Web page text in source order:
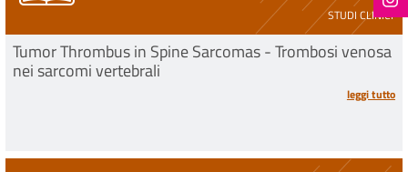
STUDI CLINICI
Tumor Thrombus in Spine Sarcomas - Trombosi venosa
nei sarcomi vertebrali
leggi tutto